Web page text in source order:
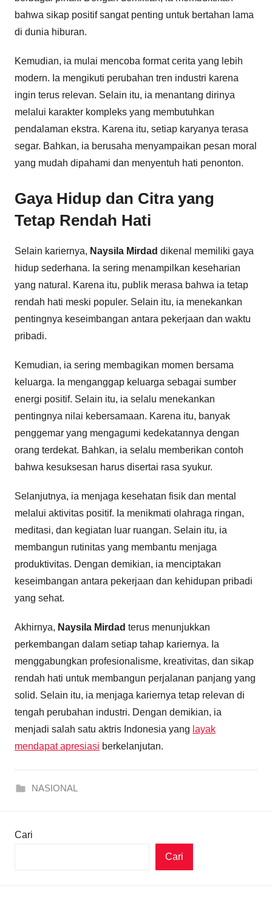
bahwa sikap positif sangat penting untuk bertahan lama
di dunia hiburan.
Kemudian, ia mulai mencoba format cerita yang lebih
modern. Ia mengikuti perubahan tren industri karena
ingin terus relevan. Selain itu, ia menantang dirinya
melalui karakter kompleks yang membutuhkan
pendalaman ekstra. Karena itu, setiap karyanya terasa
segar. Bahkan, ia berusaha menyampaikan pesan moral
yang mudah dipahami dan menyentuh hati penonton.
Gaya Hidup dan Citra yang
Tetap Rendah Hati
Selain kariernya, Naysila Mirdad dikenal memiliki gaya
hidup sederhana. Ia sering menampilkan keseharian
yang natural. Karena itu, publik merasa bahwa ia tetap
rendah hati meski populer. Selain itu, ia menekankan
pentingnya keseimbangan antara pekerjaan dan waktu
pribadi.
Kemudian, ia sering membagikan momen bersama
keluarga. Ia menganggap keluarga sebagai sumber
energi positif. Selain itu, ia selalu menekankan
pentingnya nilai kebersamaan. Karena itu, banyak
penggemar yang mengagumi kedekatannya dengan
orang terdekat. Bahkan, ia selalu memberikan contoh
bahwa kesuksesan harus disertai rasa syukur.
Selanjutnya, ia menjaga kesehatan fisik dan mental
melalui aktivitas positif. Ia menikmati olahraga ringan,
meditasi, dan kegiatan luar ruangan. Selain itu, ia
membangun rutinitas yang membantu menjaga
produktivitas. Dengan demikian, ia menciptakan
keseimbangan antara pekerjaan dan kehidupan pribadi
yang sehat.
Akhirnya, Naysila Mirdad terus menunjukkan
perkembangan dalam setiap tahap kariernya. Ia
menggabungkan profesionalisme, kreativitas, dan sikap
rendah hati untuk membangun perjalanan panjang yang
solid. Selain itu, ia menjaga kariernya tetap relevan di
tengah perubahan industri. Dengan demikian, ia
menjadi salah satu aktris Indonesia yang layak
mendapat apresiasi berkelanjutan.
NASIONAL
Cari
Cari